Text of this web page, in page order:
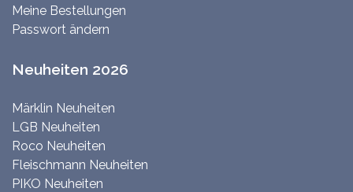
Meine Bestellungen
Passwort ändern
Neuheiten 2026
Märklin Neuheiten
LGB Neuheiten
Roco Neuheiten
Fleischmann Neuheiten
PIKO Neuheiten